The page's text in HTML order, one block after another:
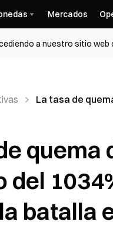
Mercados
a nuestro sitio web
La tasa de
quema
del
batalla